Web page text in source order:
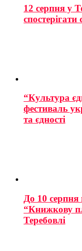
12 серпня у
“Культура
фестиваль
та єдності
До 10
“Книжкову
Теребовлі